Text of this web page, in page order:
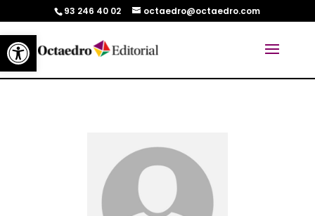
Abrir barra de herramientas
93 246 40 02 octaedro@octaedro.com